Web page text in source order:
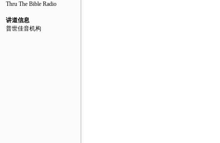
Thru The Bible Radio
讲道信息
普世佳音机构